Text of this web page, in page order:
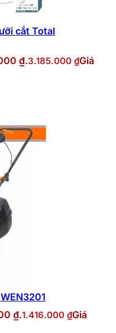
cắt Total
₫.3.185.000 ₫Giá
₫.1.416.000 ₫Giá